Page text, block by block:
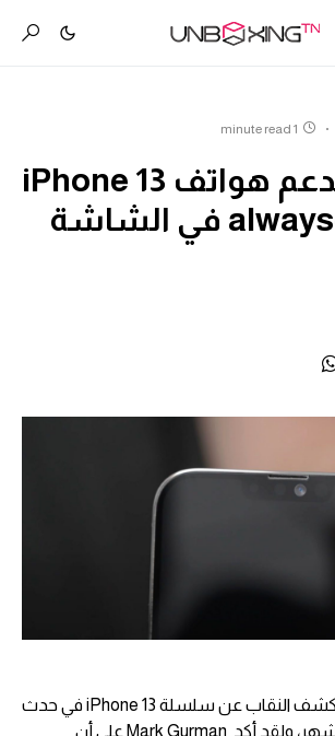
1 minute read
توقعات بدعم هواتف iPhone 13
تستعد شركة ابل لكشف النقاب عن سلسلة iPhone 13 في حدث
يعقد خلال بضعة أشهر، ولقد أكد Mark Gurman على أن